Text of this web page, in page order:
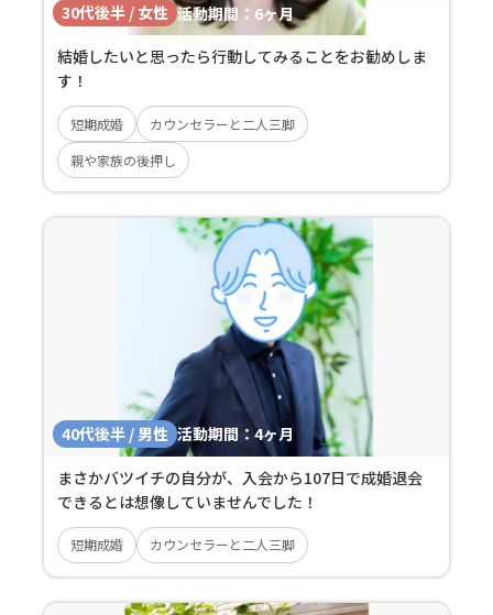
30代後半 / 女性 活動期間： 6ヶ月
結婚したいと思ったら行動してみることをお勧めしま
す！
短期成婚
カウンセラーと二人三脚
親や家族の後押し
40代後半 / 男性 活動期間： 4ヶ月
まさかバツイチの自分が、入会から107日で成婚退会
できるとは想像していませんでした！
短期成婚 カウンセラーと二人三脚